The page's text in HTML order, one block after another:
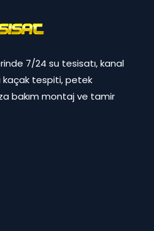
7/24 su tesisatı, kanal
kaçak tespiti, petek
bakım montaj ve tamir